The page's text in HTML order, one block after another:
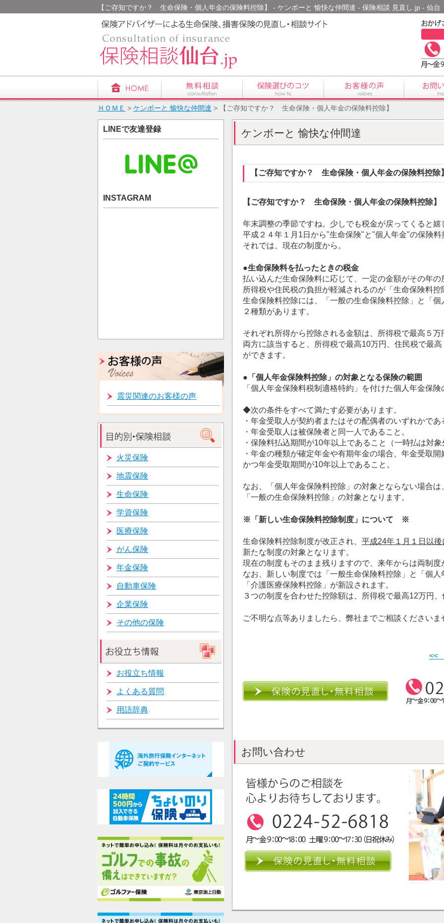
【ご存知ですか？ 生命保険・個人年金の保険料控除】 - ケンボーと 愉快な仲間達 - 保険相談 見直し.jp - 仙台
ＨＯＭＥ > ケンボーと 愉快な仲間達 > 【ご存知ですか？ 生命保険・個人年金の保険料控除】
ケンボーと 愉快な仲間達
【ご存知ですか？ 生命保険・個人年金の保険料控除】
【ご存知ですか？ 生命保険・個人年金の保険料控除】
年末調整の季節ですね。少しでも税金が戻ってくると嬉
平成２４年１月1日から"生命保険"と"個人年金"の保険料
それでは、現在の制度から。
●生命保険料を払ったときの税金
払い込んだ生命保険料に応じて、一定の金額がその年の
所得税や住民税の負担が軽減されるのが「生命保険料控
生命保険料控除には、「一般の生命保険料控除」と「
２種類があります。
それぞれ所得から控除される金額は、所得税で最高５万
両方に該当すると、所得税で最高10万円、住民税で最
ができます。
●「個人年金保険料控除」の対象となる保険の範囲
「個人年金保険料税制適格特約」を付けた個人年金保険
◆次の条件をすべて満たす必要があります。
・年金受取人が契約者またはその配偶者のいずれかであ
・年金受取人は被保険者と同一人であること。
・保険料払込期間が10年以上であること（一時払は対象
・年金の種類が確定年金や有期年金の場合、年金受取開
かつ年金受取期間が10年以上であること。
なお、「個人年金保険料控除」の対象とならない場合は
「一般の生命保険料控除」の対象となります。
※「新しい生命保険料控除制度」について ※
生命保険料控除制度が改正され、 平成24年１月１日以
新たな制度の対象となります。
現在の制度もそのまま残りますので、来年からは両制度
なお、新しい制度では「一般生命保険料控除」と「個人
「介護医療保険料控除」が新設されます。
３つの制度を合わせた控除額は、所得税で最高12万円、
ご不明な点等ありましたら、弊社までご相談くださいま
<<
お問い合わせ
LINEで友達登録
INSTAGRAM
震災関連のお客様の声
火災保険
地震保険
生命保険
学資保険
医療保険
がん保険
年金保険
自動車保険
企業保険
その他の保険
お役立ち情報
よくある質問
用語辞典